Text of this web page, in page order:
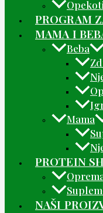
PROGRAM
MAMA I
Beba
Mama
PROTEIN
NAŠI